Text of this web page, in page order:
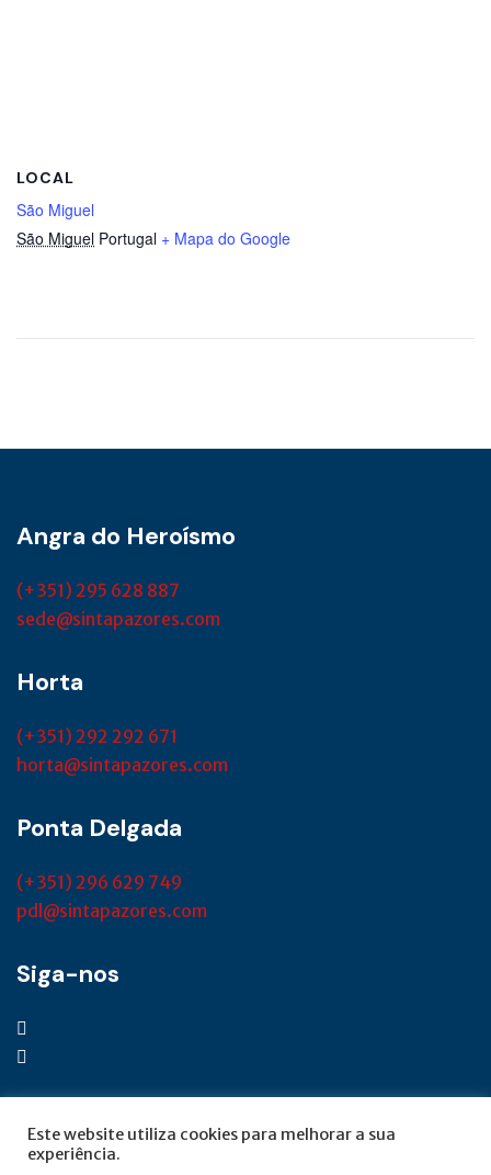
LOCAL
São Miguel
São Miguel Portugal + Mapa do Google
Angra do Heroísmo
(+351) 295 628 887
sede@sintapazores.com
Horta
(+351) 292 292 671
horta@sintapazores.com
Ponta Delgada
(+351) 296 629 749
pdl@sintapazores.com
Siga-nos
Este website utiliza cookies para melhorar a sua
experiência.